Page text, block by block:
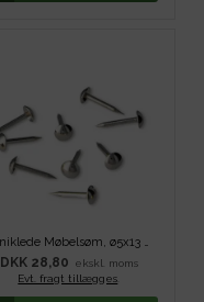
DKK 28,80
ekskl. moms
Evt. fragt tillægges